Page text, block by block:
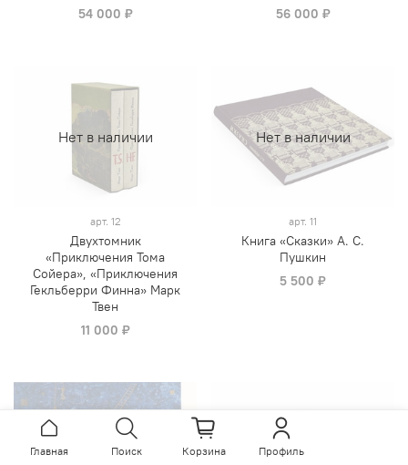
54 000 ₽
56 000 ₽
Нет в наличии
арт. 12
Двухтомник
«Приключения Тома
Сойера», «Приключения
Гекльберри Финна» Марк
Твен
11 000 ₽
Нет в наличии
арт. 11
Книга «Сказки» А. С.
Пушкин
5 500 ₽
Нет в наличии Нет в наличии
Главная Поиск Корзина Профиль